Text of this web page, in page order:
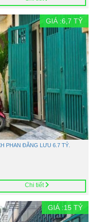
GIÁ :6,7 TỶ
PHAN ĐĂNG LƯU 6.7 TỶ.
Chi tiết
GIÁ :15 TỶ